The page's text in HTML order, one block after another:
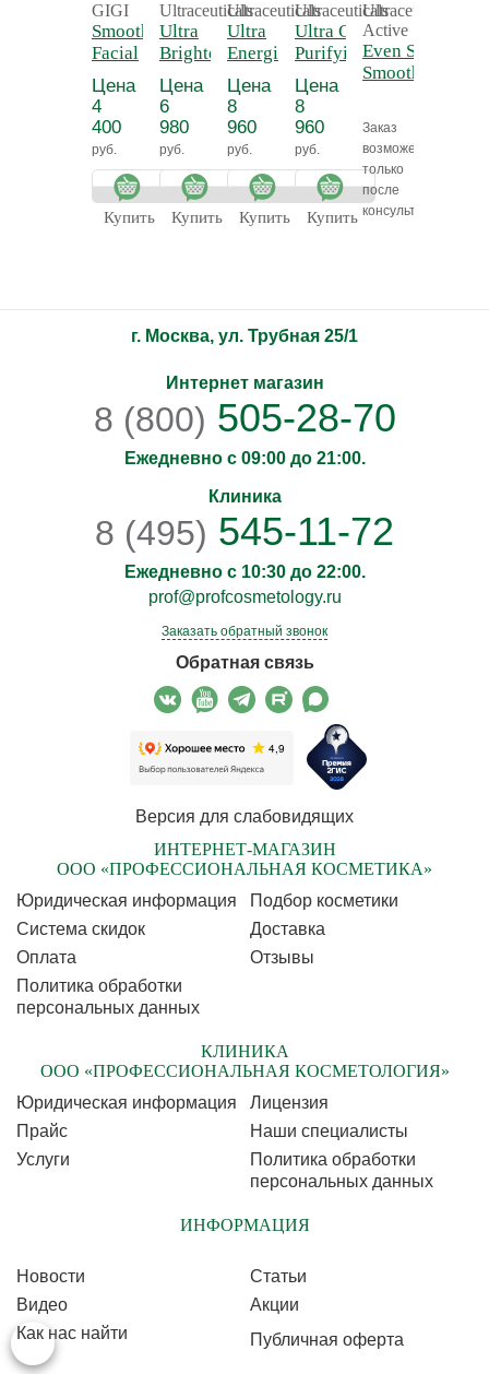
GIGI
Smoothing
Facial
Cleanser
100 мл -
Мыло для
глубокого
очищения
Цена
4
400
руб.
Купить
Ultraceuticals
Ultra
Brightening
Foaming
Cleanser -
Ультра
отбеливающая
пенка для
умывания
Цена
6
980
руб.
Купить
Ultraceuticals
Ultra
Energising
Mask - Ультра
энергетическая
маска
Цена
8
960
руб.
Купить
Ultraceuticals
Ultra Clear
Purifying
Mask -
Ультра
очищающая
маска
Цена
8
960
руб.
Купить
Ultraceuticals
Active
Even Skintone
Smoothing
сыворотка для
кожи с
кислотами
Заказ
возможен
только
после
консультации
г. Москва, ул. Трубная 25/1
Интернет магазин
8 (800) 505-28-70
Ежедневно с 09:00 до 21:00.
Клиника
8 (495) 545-11-72
Ежедневно с 10:30 до 22:00.
prof@profcosmetology.ru
Заказать обратный звонок
Обратная связь
Версия для слабовидящих
ИНТЕРНЕТ-МАГАЗИН
ООО «ПРОФЕССИОНАЛЬНАЯ КОСМЕТИКА»
Юридическая информация
Подбор косметики
Cистема скидок
Доставка
Оплата
Отзывы
Политика обработки
персональных данных
КЛИНИКА
ООО «ПРОФЕССИОНАЛЬНАЯ КОСМЕТОЛОГИЯ»
Юридическая информация
Лицензия
Прайс
Наши специалисты
Услуги
Политика обработки
персональных данных
ИНФОРМАЦИЯ
Новости
Статьи
Видео
Акции
Как нас найти
Публичная оферта